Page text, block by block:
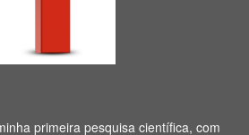
primeira pesquisa científica, com